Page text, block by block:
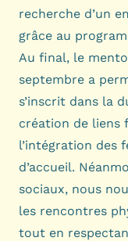
recherche d’un
grâce au
Au final, le
septembre a
s’inscrit dans la
création de liens
l’intégration des
d’accueil.
sociaux, nous
les rencontres
tout en